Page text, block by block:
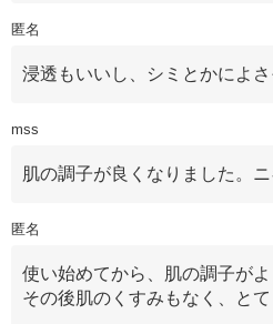
匿名
浸透もいいし、シミとかによさ
mss
肌の調子が良くなりました。
匿名
使い始めてから、肌の調子がよ
その後肌のくすみもなく、と